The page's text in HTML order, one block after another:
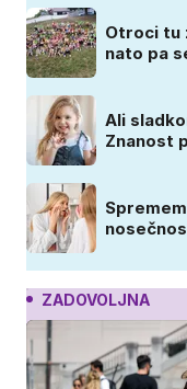
Otroci tu
nato pa
Ali
Znanost
ZADOVOLJNA